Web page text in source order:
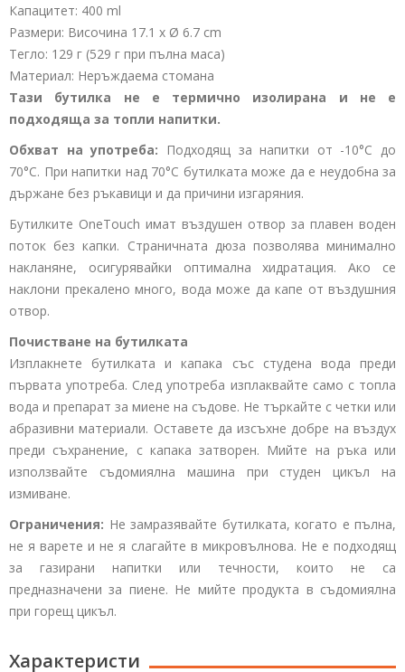
Капацитет: 400 ml
Размери: Височина 17.1 x Ø 6.7 cm
Тегло: 129 г (529 г при пълна маса)
Материал: Неръждаема стомана
Тази бутилка не е термично изолирана и не е
подходяща за топли напитки.
Обхват на употреба: Подходящ за напитки от -10°C до
70°C. При напитки над 70°C бутилката може да е неудобна за
държане без ръкавици и да причини изгаряния.
Бутилките OneTouch имат въздушен отвор за плавен воден
поток без капки. Страничната дюза позволява минимално
накланяне, осигурявайки оптимална хидратация. Ако се
наклони прекалено много, вода може да капе от въздушния
отвор.
Почистване на бутилката
Изплакнете бутилката и капака със студена вода преди
първата употреба. След употреба изплаквайте само с топла
вода и препарат за миене на съдове. Не търкайте с четки или
абразивни материали. Оставете да изсъхне добре на въздух
преди съхранение, с капака затворен. Мийте на ръка или
използвайте съдомиялна машина при студен цикъл на
измиване.
Ограничения: Не замразявайте бутилката, когато е пълна,
не я варете и не я слагайте в микровълнова. Не е подходящ
за газирани напитки или течности, които не са
предназначени за пиене. Не мийте продукта в съдомиялна
при горещ цикъл.
Характеристи